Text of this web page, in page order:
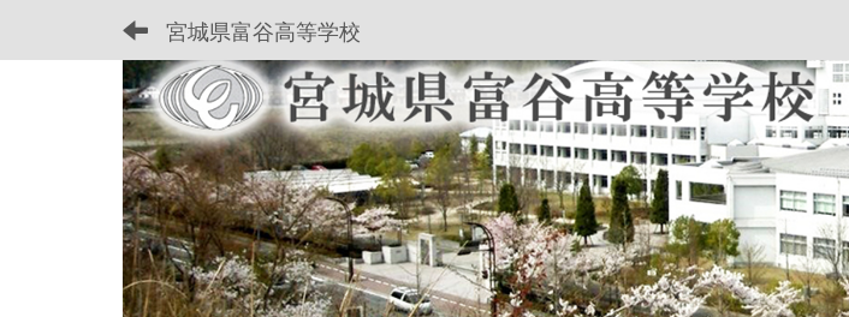
宮城県富谷高等学校